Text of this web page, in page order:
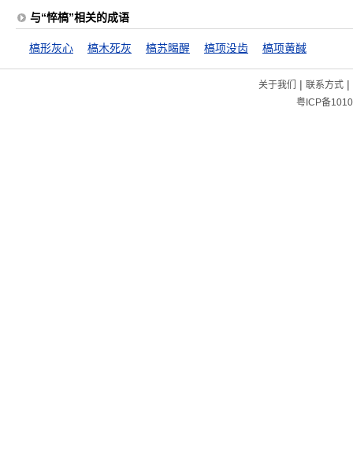
与“悴槁”相关的成语
槁形灰心 槁木死灰 槁苏暍醒 槁项没齿 槁项黄馘
关于我们 | 联系方式|
粤ICP备